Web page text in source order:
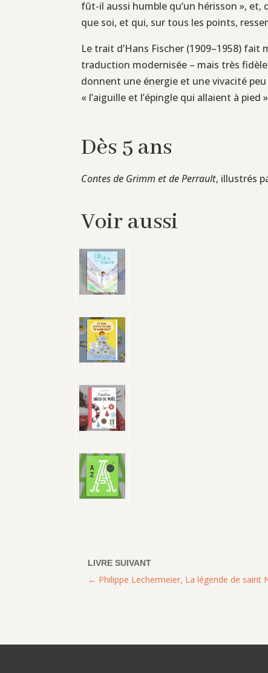
fût-il aussi humble qu’un hérisson »,
que soi, et qui, sur tous les points,
Le trait d’Hans Fischer (1909–1958)
traduction modernisée – mais très
donnent une énergie et une vivacité
« l’aiguille et l’épingle qui allaient à
Dès 5 ans
Contes de Grimm et de Perrault, illustrés
Voir aussi
Philippe Lechermeier, La légende de saint